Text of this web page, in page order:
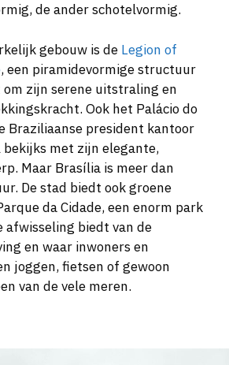
de ander schotelvormig.
gebouw is de Legion of
, een piramidevormige structuur
zijn serene uitstraling en
Ook het Palácio do
Braziliaanse president kantoor
met zijn elegante,
Maar Brasília is meer dan
De stad biedt ook groene
da Cidade, een enorm park
afwisseling biedt van de
en waar inwoners en
joggen, fietsen of gewoon
van de vele meren.